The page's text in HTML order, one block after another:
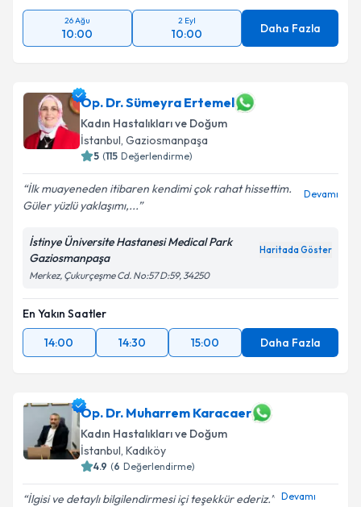
26 Ağu
10:00
2 Eyl
10:00 Daha Fazla
Op. Dr. Sümeyra Ertemel
Kadın Hastalıkları ve Doğum
İstanbul, Gaziosmanpaşa
5 (115 Değerlendirme)
İlk muayeneden itibaren kendimi çok rahat hissettim.
Güler yüzlü yaklaşımı,...
Devamı
İstinye Üniversite Hastanesi Medical Park
Gaziosmanpaşa
Haritada Göster
Merkez, Çukurçeşme Cd. No:57 D:59, 34250
En Yakın Saatler
14:00
14:30 15:00 Daha Fazla
Op. Dr. Muharrem Karacaer
Kadın Hastalıkları ve Doğum
İstanbul, Kadıköy
4.9 (6 Değerlendirme)
İlgisi ve detaylı bilgilendirmesi içi teşekkür ederiz. Devamı